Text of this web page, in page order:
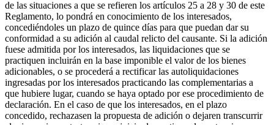
de las situaciones a que se refieren los artículos 25 a 28 y 30 de este
Reglamento, lo pondrá en conocimiento de los interesados,
concediéndoles un plazo de quince días para que puedan dar su
conformidad a su adición al caudal relicto del causante. Si la adición
fuese admitida por los interesados, las liquidaciones que se
practiquen incluirán en la base imponible el valor de los bienes
adicionables, o se procederá a rectificar las autoliquidaciones
ingresadas por los interesados practicando las complementarias a
que hubiere lugar, cuando se haya optado por ese procedimiento de
declaración. En el caso de que los interesados, en el plazo
concedido, rechazasen la propuesta de adición o dejaren transcurrir